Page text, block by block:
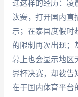
过这样的经历：凌
汰赛，打开国内直
示；在泰国度假时
的限制再次出现；
幕上也会显示地区
界杯决赛，却被告
在于国内体育平台